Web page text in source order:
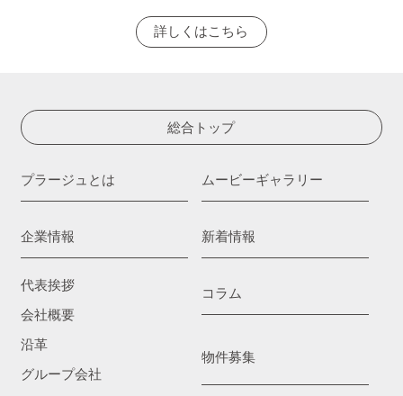
詳しくはこちら
総合トップ
プラージュとは
企業情報
代表挨拶
会社概要
沿革
グループ会社
ムービーギャラリー
新着情報
コラム
物件募集